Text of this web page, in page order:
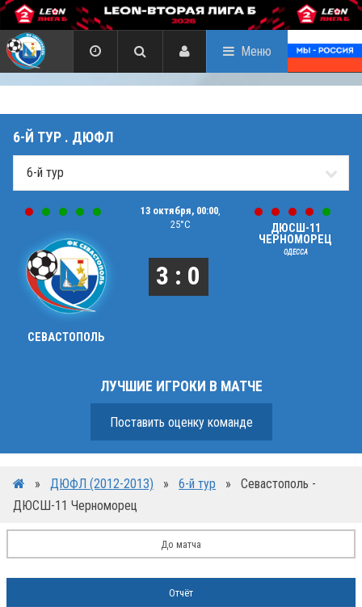
Меню
6-Й ТУР . ДЮФЛ
СЕВАСТОПОЛЬ
13 октября, 00:00
25°C
3 : 0
ДЮСШ-11
ЧЕРНОМОРЕЦ
ОДЕССА
ЛУЧШИЕ ИГРОКИ В МАТЧЕ
Поставить оценку команде
» ДЮФЛ (2012-2013) » 6-й тур »
Севастополь -
ДЮСШ-11 Черноморец
До матча
Отчёт